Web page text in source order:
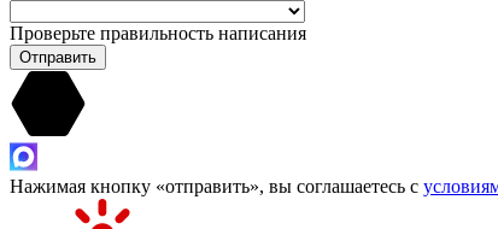
Проверьте правильность написания
Отправить
Нажимая кнопку «отправить», вы соглашаетесь с